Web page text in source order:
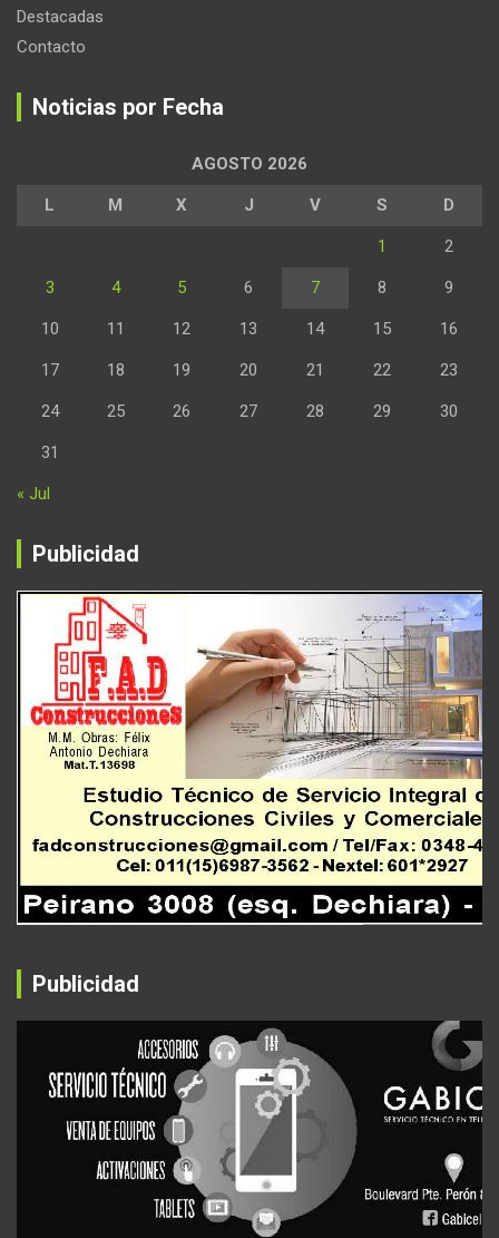
Destacadas
Contacto
Noticias por Fecha
AGOSTO 2026
L M X J V S D
1 2
3 4 5 6 7 8 9
10 11 12 13 14 15 16
17 18 19 20 21 22 23
24 25 26 27 28 29 30
31
« Jul
Publicidad
Publicidad